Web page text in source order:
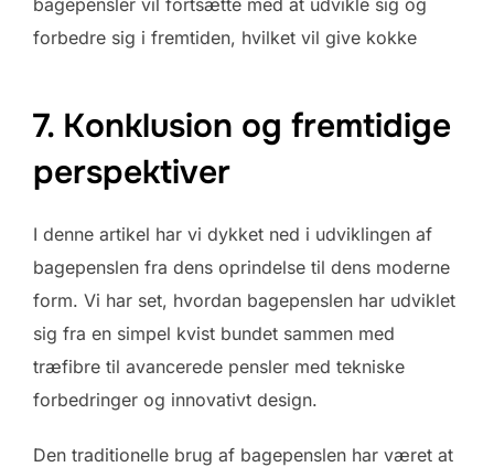
bagepensler vil fortsætte med at udvikle sig og
forbedre sig i fremtiden, hvilket vil give kokke
7. Konklusion og fremtidige
perspektiver
I denne artikel har vi dykket ned i udviklingen af
bagepenslen fra dens oprindelse til dens moderne
form. Vi har set, hvordan bagepenslen har udviklet
sig fra en simpel kvist bundet sammen med
træfibre til avancerede pensler med tekniske
forbedringer og innovativt design.
Den traditionelle brug af bagepenslen har været at